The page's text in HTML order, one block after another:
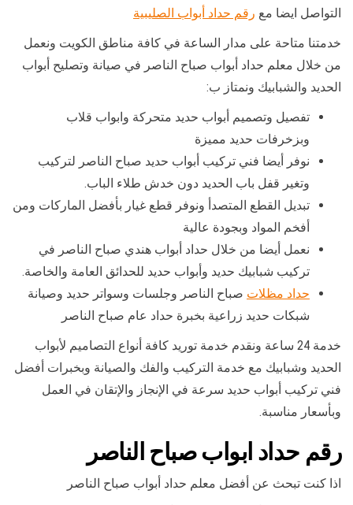
التواصل ايضا مع رقم حداد أبواب الصليبية
خدمتنا متاحة على مدار الساعة في كافة مناطق الكويت ونعمل
من خلال معلم حداد أبواب صباح الناصر في صيانة وتصليح أبواب
الحديد والشبابيك ونمتاز ب:
تفصيل وتصميم أبواب حديد متحركة وابواب قلاب
وبزخرفات حديد مميزة
نوفر أيضا فني تركيب أبواب حديد صباح الناصر لتركيب
وتغير قفل باب الحديد دون خدش طلاء الباب.
تبديل القطع المتصدأ ونوفر قطع غيار بأفضل الماركات ومن
أفخم المواد وبجودة عالية
نعمل أيضا من خلال حداد أبواب هندي صباح الناصر في
تركيب شبابيك حديد وأبواب حديد للحدائق العامة والخاصة.
حداد مظلات صباح الناصر وجلسات وسواتر حديد وصيانة
شبكات حديد زراعية بخبرة حداد عام صباح الناصر
خدمة 24 ساعة ونقدم خدمة توريد كافة أنواع التصاميم لأبواب
الحديد وشبابيك مع خدمة التركيب والفك والصيانة وبخبرات أفضل
فني تركيب أبواب حديد سرعة في الإنجاز والإتقان في العمل
وبأسعار مناسبة.
رقم حداد ابواب صباح الناصر
اذا كنت تبحث عن أفضل معلم حداد أبواب صباح الناصر